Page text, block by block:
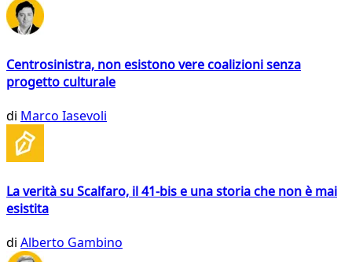
Centrosinistra, non esistono vere coalizioni senza
progetto culturale
di Marco Iasevoli
La verità su Scalfaro, il 41-bis e una storia che non è mai
esistita
di Alberto Gambino